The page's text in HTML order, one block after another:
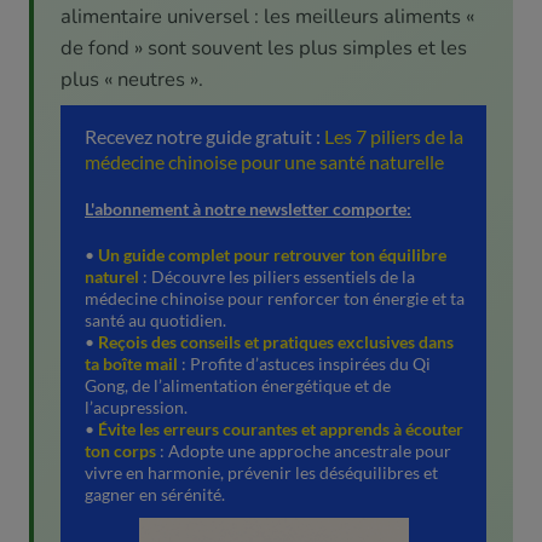
alimentaire universel : les meilleurs aliments «
de fond » sont souvent les plus simples et les
plus « neutres ».